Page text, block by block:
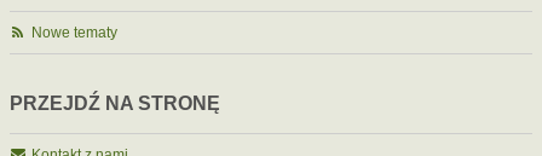
Nowe tematy
PRZEJDŹ NA STRONĘ